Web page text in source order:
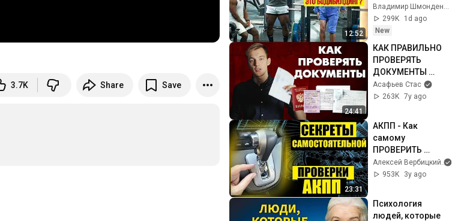
3.7K Share Save
12:52
Gym Prank
299K
1d ago
New
24:41
КАК ПРАВИЛЬНО
ПРОВЕРЯТЬ
ДОКУМЕНТЫ
АВТОМОБИЛЯ В
2018
Асафьев Стас
263K 7y ago
23:31
АКПП - Как
самому
ПРОВЕРИТЬ
АВТОМАТИЧЕСКУ
Ю коробку
автомобиля
Алексей Вербицкий
953K
3y ago
Психология
людей, которые